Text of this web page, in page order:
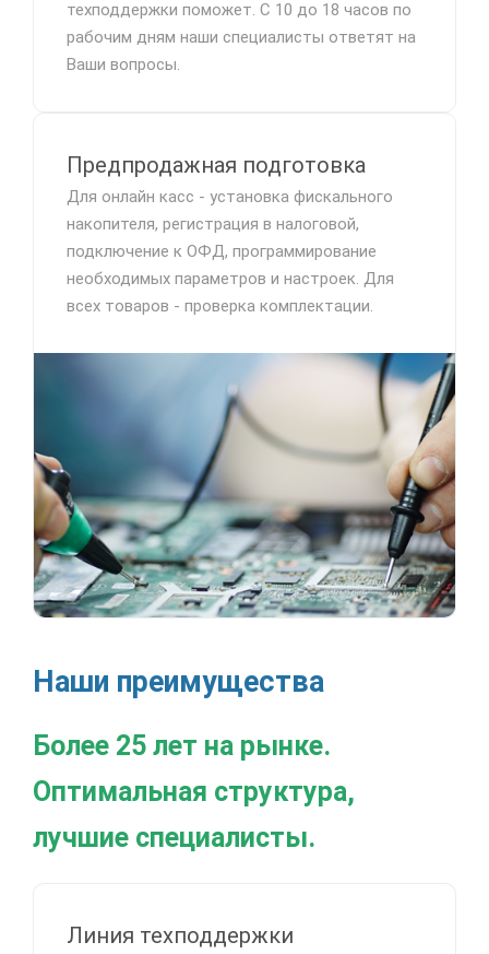
техподдержки поможет. С 10 до 18 часов по
рабочим дням наши специалисты ответят на
Ваши вопросы.
Предпродажная подготовка
Для онлайн касс - установка фискального
накопителя, регистрация в налоговой,
подключение к ОФД, программирование
необходимых параметров и настроек. Для
всех товаров - проверка комплектации.
Наши преимущества
Более 25 лет на рынке.
Оптимальная структура,
лучшие специалисты.
Линия техподдержки